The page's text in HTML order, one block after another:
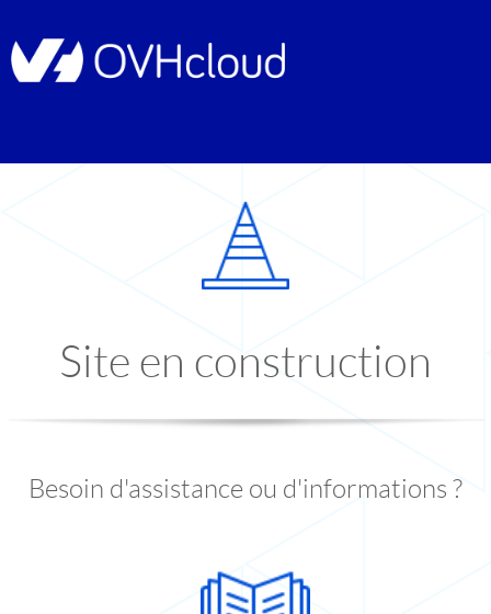
Site en construction
Besoin d'assistance ou d'informations ?